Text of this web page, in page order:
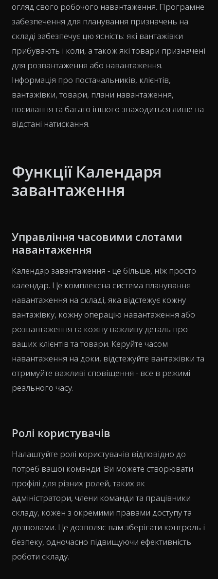
огляд свого робочого навантаження. Програмне
забезпечення для планування призначень на
складі забезпечує цю ясність: які вантажівки
прибувають і коли, а також які товари призначені
для розвантаження або навантаження.
Інформація про постачальників, клієнтів,
вантажівки, товари, плани навантаження,
посилання та багато іншого знаходиться лише на
відстані натискання.
Функції Календаря
завантаження
Управління часовими слотами
навантаження
Календар завантаження - це більше, ніж просто
календар. Це комплексна система планування
навантаження на складі, яка відстежує кожну
вантажівку, кожну операцію навантаження або
розвантаження та кожну важливу деталь про
ваших клієнтів та товари. Керуйте часом
навантаження на доки, відстежуйте вантажівки та
отримуйте важливі сповіщення - все в режимі
реального часу.
Ролі користувачів
Налаштуйте ролі користувачів відповідно до
потреб вашої команди. Ви можете створювати
профілі для різних ролей, таких як
адміністратори, члени команди та працівники
складу, кожен з окремими правами доступу та
дозволами. Це дозволяє вам зберігати контроль і
безпеку, одночасно підвищуючи ефективність
роботи складу.